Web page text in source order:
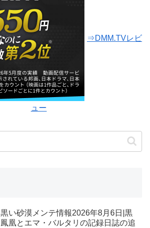
⇒DMM.TVレビ
ュー
黒い砂漠メンテ情報2026年8月6日|黒
鳳凰とエマ・バルタリの記録日誌の追